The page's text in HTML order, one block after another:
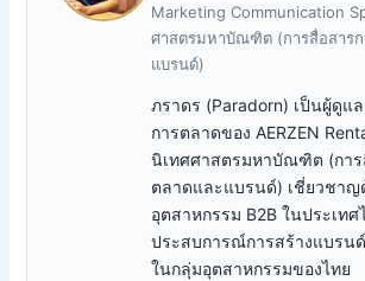
Marketing Communication
ศาสตรมหาบัณฑิต (การสื่อสารก
แบรนด์)
ภราดร (Paradorn) เป็นผู้ดูแ
การตลาดของ AERZEN
นิเทศศาสตรมหาบัณฑิต (การ
ตลาดและแบรนด์) เชี่ยวชาญ
อุตสาหกรรม B2B ในประเทศ
ประสบการณ์การสร้างแบรน
ในกลุ่มอุตสาหกรรมของไทย